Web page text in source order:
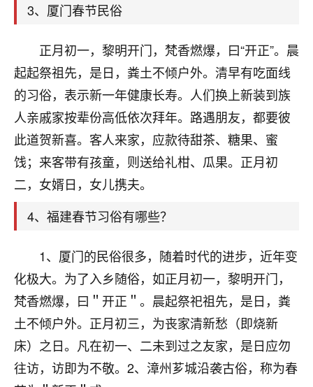
3、厦门春节民俗
正月初一，黎明开门，梵香燃爆，曰“开正”。晨
起起祭祖先，是日，粪土不倾户外。清早有吃面线
的习俗，表示新一年健康长寿。人们换上新装到族
人亲戚家按辈份高低依次拜年。路遇朋友，都要彼
此道贺新喜。客人来家，应款待甜茶、糖果、蜜
饯；来客带有孩童，则送给礼柑、瓜果。正月初
二，女婿日，女儿携夫。
4、福建春节习俗有哪些？
1、厦门的民俗很多，随着时代的进步，近年变
化极大。为了入乡随俗，如正月初一，黎明开门，
梵香燃爆，曰＂开正＂。晨起祭祀祖先，是日，粪
土不倾户外。正月初三，为丧家清新愁（即烧新
床）之日。凡在初一、二未到过之友家，是日应勿
往访，访即为不敬。2、漳州芗城沿袭古俗，称为春
太阳当空赵：我也做餐饮的，生意不算大，但
址、风水、还有开业日子，哪哪都看了，虽然
大环境不好，但是我家生意还可以，前几天又
刚找老师做了补财库，希望财运更好一点！
2小时前 来自海南 18
梦醒时分
我女儿高二叛逆，大半年不上学，一说她就要死要活
的，把我们两口子愁的不行，朋友给我推荐的慧来老
师，一开始我是病急乱投医，这半年来，法事一个个
做完，我女儿跟变了个人一样，不期望她能考多好的
大学，只要能安安稳稳的把书读了，身体心理都健健
鹿森：可怜天下父母心啊！
3小时前 来自河北 16
付深
我是公司人事调整，有升迁机会，但同时竞争的我们
三个，找老师的时候是抱着侥幸心理，没想到老师看